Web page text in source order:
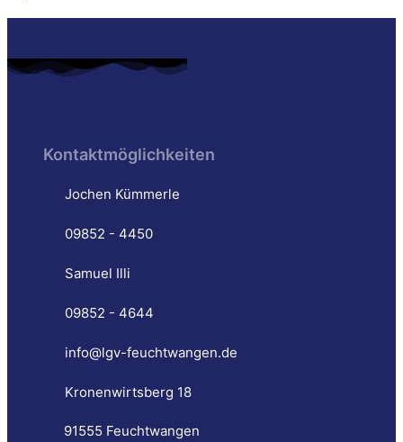
Kontaktmöglichkeiten
Jochen Kümmerle
09852 - 4450
Samuel Illi
09852 - 4644
info@lgv-feuchtwangen.de
Kronenwirtsberg 18
91555 Feuchtwangen